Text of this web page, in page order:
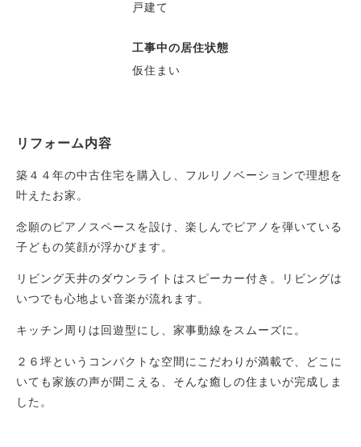
戸建て
工事中の居住状態
仮住まい
リフォーム内容
築４４年の中古住宅を購入し、フルリノベーションで理想を
叶えたお家。
念願のピアノスペースを設け、楽しんでピアノを弾いている
子どもの笑顔が浮かびます。
リビング天井のダウンライトはスピーカー付き。リビングは
いつでも心地よい音楽が流れます。
キッチン周りは回遊型にし、家事動線をスムーズに。
２６坪というコンパクトな空間にこだわりが満載で、どこに
いても家族の声が聞こえる、そんな癒しの住まいが完成しま
した。